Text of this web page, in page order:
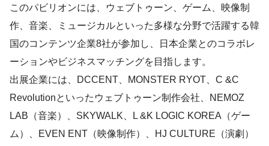
このパビリオンには、ウェブトゥーン、ゲーム、映像制
作、音楽、ミュージカルといった多様な分野で活躍する韓
国のコンテンツ企業8社が参加し、日本企業とのコラボレ
ーションやビジネスマッチングを目指します。
出展企業には、DCCENT、MONSTER RYOT、C &C
Revolutionといったウェブトゥーン制作会社、NEMOZ
LAB（音楽）、SKYWALK、L &K LOGIC KOREA（ゲー
ム）、EVEN ENT（映像制作）、HJ CULTURE（演劇）